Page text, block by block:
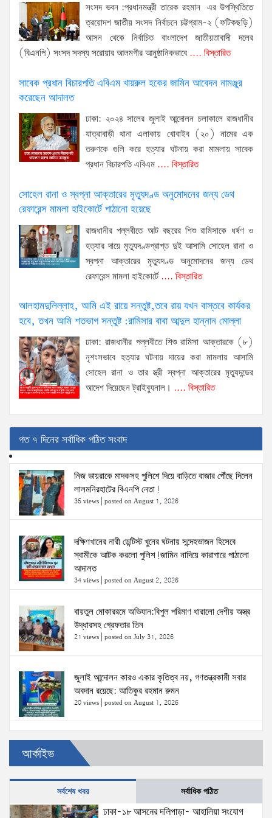
সংসদ ভবন :প্রধানমন্ত্রী তারেক রহমান এর উপস্থিতিতে
ত্রয়োদশ জাতীয় সংসদ নির্বাচনে চট্টগ্রাম-২ (ফটিকছড়ি)
আসন থেকে নির্বাচিত বাংলাদেশ জাতীয়তাবাদী দলের
(বিএনপি) সংসদ সদস্য সরোয়ার আলমগীর আনুষ্ঠানিকভাবে .... বিস্তারিত
সাবেক প্রধান বিচারপতি এবিএম খায়রুল হকের জামিন আবেদন নামঞ্জুর
করেছেন আদালত
ঢাকা: ২০২৪ সালের জুলাই আন্দোলন চলাকালে রাজধানীর
যাত্রাবাড়ী থানা এলাকায় খোবাইব (২০) নামের এক
তরুণকে গুলি করে হত্যার ঘটনায় করা মামলায় সাবেক
প্রধান বিচারপতি এবিএম .... বিস্তারিত
সোহেল রানা ও স্বপ্না আক্তারের মৃত্যুদণ্ড অনুমোদনের জন্য ডেথ
রেফারেন্স মামলা হাইকোর্টে পাঠানো হয়েছে
রাজধানীর পল্লবীতে আট বছরের শিশু রামিসাকে ধর্ষণ ও
হত্যার দায়ে মৃত্যুদণ্ডপ্রাপ্ত দুই আসামি সোহেল রানা ও
স্বপ্না আক্তারের মৃত্যুদণ্ড অনুমোদনের জন্য ডেথ
রেফারেন্স মামলা হাইকোর্টে.... বিস্তারিত
আলহামদুলিল্লাহ, আমি এই রায়ে সন্তুষ্ট,তবে রায় যখন বাস্তবে কার্যকর
হবে, তখন আমি শতভাগ সন্তুষ্ট :রামিসার বাবা আব্দুল হান্নান মোল্লা
ঢাকা: রাজধানীর পল্লবীতে শিশু রামিসা আক্তারকে (৮)
নৃশংসভাবে হত্যার ঘটনায় দায়ের করা মামলায় আসামি
সোহেল রানা ও তার স্ত্রী স্বপ্না আক্তারের মৃত্যুদন্ডের
আদেশ দিয়েছেন ট্রাইব্যুনাল। .... বিস্তারিত
গত ৭ দিনের সর্বাধিক পঠিত সংবাদ
নিজ ভায়রাকে মাদকসহ পুলিশে দিয়ে বাড়িতে বাজার পৌঁছে দিলেন
লালমনিরহাটের বিএনপি নেতা!
35 views posted on August 1, 2026
দক্ষিণখানের নারী ডেন্টিস্ট খুনের ঘটনায় সন্দেহভাজন হিসেবে
স্বামীকে আটক করলো পুলিশ!জামিন নাদিয়ে কারাগারে পাঠালো
আদালত
34 views posted on August 2, 2026
বায়তুল মোকাররমে অভিযান:বিপুল পরিমাণ ধারালো দেশীয় অস্ত্র
উদ্ধারসহ গ্রেফতার তিন
21 views posted on July 31, 2026
জুলাই আন্দোলন কারও একার কৃতিত্ব নয়, গণতন্ত্রকামী সবার
অবদান রয়েছে: আতিকুর রহমান রুমন
20 views posted on August 1, 2026
উত্তরখানে ডিএনসিসি প্রশাসক মো. শফিকুল ও ঢাকা-১৮
আসনের সংসদ সদস্য এস এম জাহাঙ্গীর হোসেনের উপর একদল
দুস্কৃতিকারীদের হামলা
20 views|posted on August 2, 2026
প্রধানমন্ত্রীর সঙ্গে মার্কিন বিশেষ দূতের বৈঠক: তারেক রহমানের
আর্কাইভ
সর্বশেষ খবর সর্বাধিক পঠিত
ঢাকা-১৮ আসনের দলিপাড়া- আহালিয়া সংযোগ